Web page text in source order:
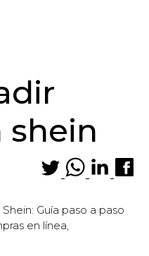
shein
Guía paso a paso
en línea,